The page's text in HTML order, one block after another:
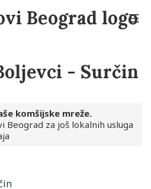
- Surčin
komšijske mreže.
Beograd za još lokalnih usluga